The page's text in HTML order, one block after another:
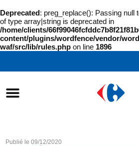
Deprecated: preg_replace(): Passing null
of type array|string is deprecated in
/home/clients/
content/plugins/wordfence/vendor/
waf/src/lib/rules.php on line 1896
Publié le09/12/2020